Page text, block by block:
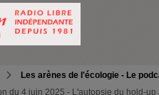
Les arènes de l'écologie - Le
du 4 juin 2025 - L'autopsie du hold-